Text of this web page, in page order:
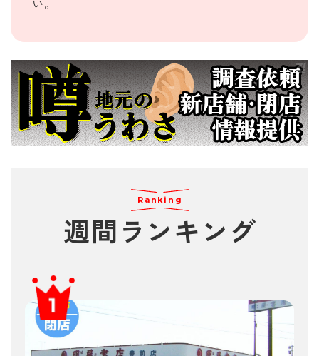
い。
Ranking
週間 ランキング